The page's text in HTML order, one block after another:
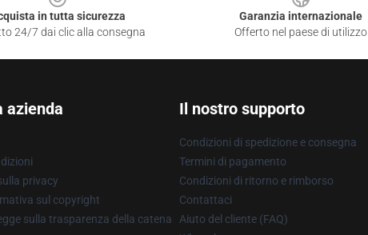
in tutta sicurezza
24/7 dai clic alla consegna
Garanzia internazionale
Offerto nel paese di utilizzo
azienda
privacy
sul copyright
sulla trasparenza della catena
Il nostro supporto
Condizioni di spedizione e consegna
Termini di pagamento
Condizioni di ritorno e rimborso
Contattaci
Aiuto del cliente (FAQ)